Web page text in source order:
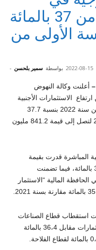
تونس ترتفع باكثر من 37 بالمائة
الأولى من
بواسطة سمير بلحسن - 2022-08-15
) أعلنت وكالة النهوض
الاستثمارات الأجنبية
في تونس خلال الأشهر الخمسة الأولى من سنة 2022 بنسبة 37.7
بالمائة مقارنة بالفترة ذاتها من سنة 2021 لتصل إلى قيمة 841.2 مليون
المباشرة قدرت بقيمة
837،7 مليون دينار أي بزيادة تقدر بـ 38،3 بالمائة، فيما تضمنت
مليون دينار في الحافظة المالية “الاستثمار
استقطاب قطاع الصناعات
المعملية لـ48،8 بالمائة من مجموع الاستثمارات مقابل 36،4 بالمائة